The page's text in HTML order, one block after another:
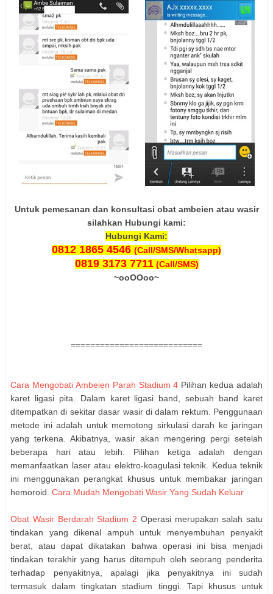
Untuk pemesanan dan konsultasi obat ambeien atau wasir
silahkan Hubungi kami:
Hubungi Kami:
0812 1865 4546 (Call/SMS/Whatsapp)
0819 3173 7711(Call/SMS)
~ooOOoo~
===========================
Cara Mengobati Ambeien Parah Stadium 4 Pilihan kedua adalah
karet ligasi pita. Dalam karet ligasi band, sebuah band karet
ditempatkan di sekitar dasar wasir di dalam rektum. Penggunaan
metode ini adalah untuk memotong sirkulasi darah ke jaringan
yang terkena. Akibatnya, wasir akan mengering pergi setelah
beberapa hari atau lebih. Pilihan ketiga adalah dengan
memanfaatkan laser atau elektro-koagulasi teknik. Kedua teknik
ini menggunakan perangkat khusus untuk membakar jaringan
hemoroid. Cara Mudah Mengobati Wasir Yang Sudah Keluar
Obat Wasir Berdarah Stadium 2 Operasi merupakan salah satu
tindakan yang dikenal ampuh untuk menyembuhan penyakit
berat, atau dapat dikatakan bahwa operasi ini bisa menjadi
tindakan terakhir yang harus ditempuh oleh seorang penderita
terhadap penyakitnya, apalagi jika penyakitnya ini sudah
termasuk dalam tingkatan stadium tinggi. Tapi khusus untuk